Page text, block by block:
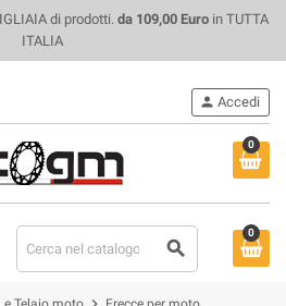
di prodotti.da 109,00 Euro in TUTTA
ITALIA
0
search
person Accedi
0